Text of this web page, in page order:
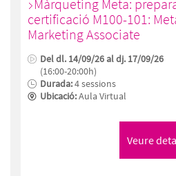
Màrqueting Meta:
certificació M100-101:
Marketing Associate
Del dl. 14/09/26 al dj. 17/09/26
(16:00-20:00h)
Durada:4 sessions
Ubicació:Aula Virtual